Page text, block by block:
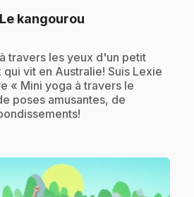
kangourou
travers les yeux d'un petit
vit en Australie! Suis Lexie
« Mini yoga à travers le
poses amusantes, de